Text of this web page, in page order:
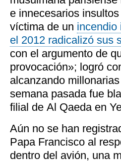
e innecesarios
víctima de un incendio
el 2012 radicalizó sus
con el argumento de
provocación»; logró
alcanzando
semana pasada fue
filial de Al Qaeda en
Aún no se han
Papa Francisco al
dentro del avión, una